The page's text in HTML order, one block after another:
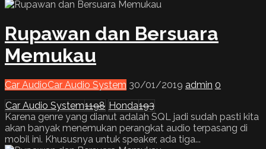
Rupawan dan Bersuara
Memukau
Car AudioCar Audio System 30/01/2019 admin 0
Car Audio System1198 Honda193
Karena genre yang dianut adalah SQL jadi sudah pasti kita
akan banyak menemukan perangkat audio terpasang di
mobil ini. Khususnya untuk speaker, ada tiga...